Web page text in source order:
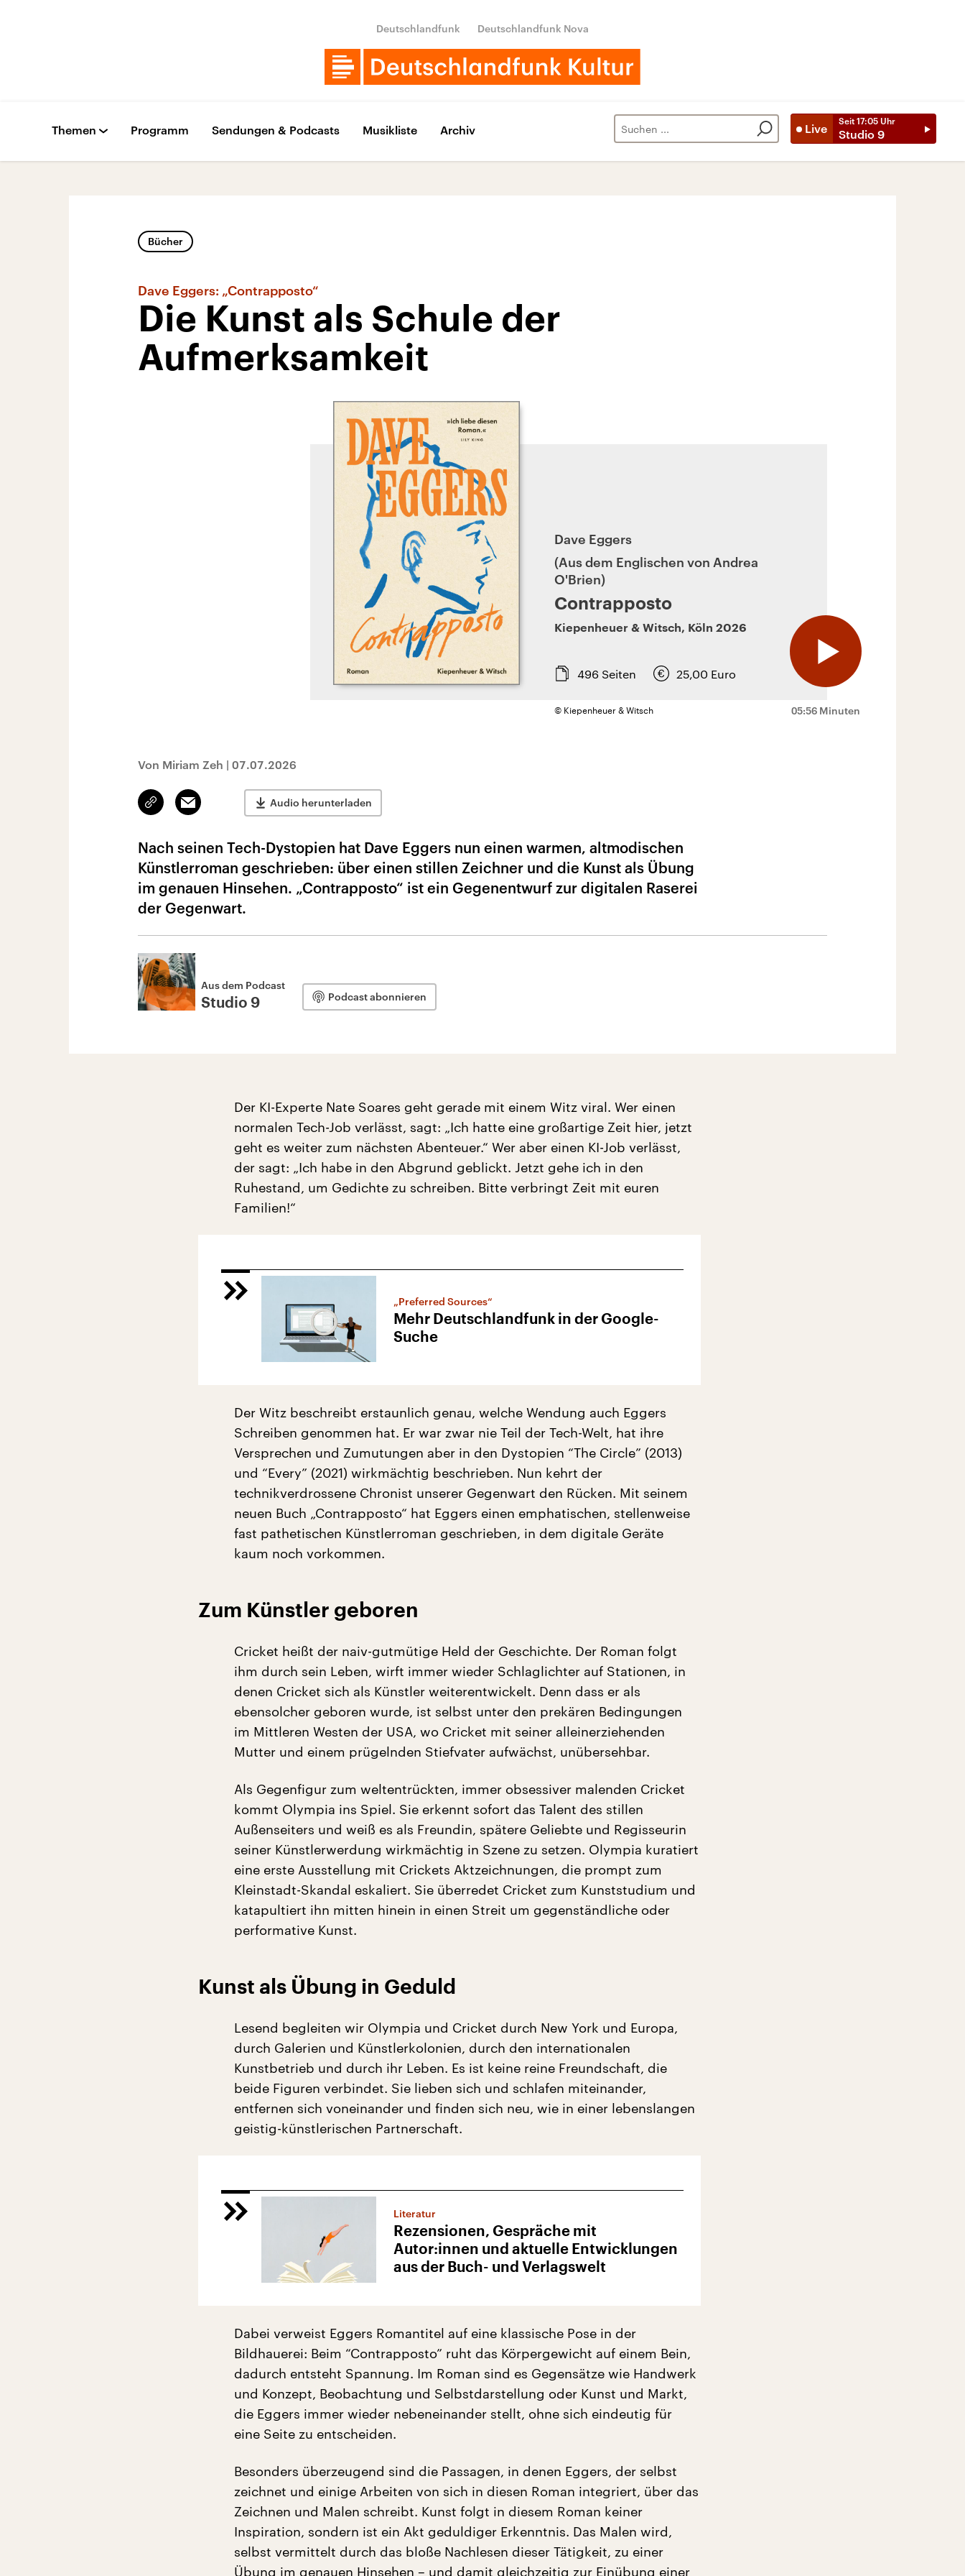
Deutschlandfunk Deutschlandfunk Nova
Live
Seit 17:05 Uhr
Studio 9
Themen Programm Sendungen & Podcasts Musikliste Archiv
Bücher
Dave Eggers: „Contrapposto“
Die Kunst als Schule der
Aufmerksamkeit
05:56 Minuten
© Kiepenheuer & Witsch
Dave Eggers
Aus dem Englischen von Andrea
O'Brien
Contrapposto
Kiepenheuer & Witsch, Köln 2026
496 Seiten 25,00 Euro
Von Miriam Zeh | 07.07.2026
Link
kopieren/teilen
Email Audio herunterladen
Nach seinen Tech-Dystopien hat Dave Eggers nun einen warmen, altmodischen
Künstlerroman geschrieben: über einen stillen Zeichner und die Kunst als Übung
im genauen Hinsehen. „Contrapposto“ ist ein Gegenentwurf zur digitalen Raserei
der Gegenwart.
Aus dem Podcast
Studio 9 Podcast abonnieren
Der KI-Experte Nate Soares geht gerade mit einem Witz viral. Wer einen
normalen Tech-Job verlässt, sagt: „Ich hatte eine großartige Zeit hier, jetzt
geht es weiter zum nächsten Abenteuer.“ Wer aber einen KI-Job verlässt,
der sagt: „Ich habe in den Abgrund geblickt. Jetzt gehe ich in den
Ruhestand, um Gedichte zu schreiben. Bitte verbringt Zeit mit euren
Familien!“
„Preferred Sources“
Mehr Deutschlandfunk in der Google-
Suche
Der Witz beschreibt erstaunlich genau, welche Wendung auch Eggers
Schreiben genommen hat. Er war zwar nie Teil der Tech-Welt, hat ihre
Versprechen und Zumutungen aber in den Dystopien “The Circle” (2013)
und “Every” (2021) wirkmächtig beschrieben. Nun kehrt der
technikverdrossene Chronist unserer Gegenwart den Rücken. Mit seinem
neuen Buch „Contrapposto“ hat Eggers einen emphatischen, stellenweise
fast pathetischen Künstlerroman geschrieben, in dem digitale Geräte
kaum noch vorkommen.
Zum Künstler geboren
Cricket heißt der naiv-gutmütige Held der Geschichte. Der Roman folgt
ihm durch sein Leben, wirft immer wieder Schlaglichter auf Stationen, in
denen Cricket sich als Künstler weiterentwickelt. Denn dass er als
ebensolcher geboren wurde, ist selbst unter den prekären Bedingungen
im Mittleren Westen der USA, wo Cricket mit seiner alleinerziehenden
Mutter und einem prügelnden Stiefvater aufwächst, unübersehbar.
Als Gegenfigur zum weltentrückten, immer obsessiver malenden Cricket
kommt Olympia ins Spiel. Sie erkennt sofort das Talent des stillen
Außenseiters und weiß es als Freundin, spätere Geliebte und Regisseurin
seiner Künstlerwerdung wirkmächtig in Szene zu setzen. Olympia kuratiert
eine erste Ausstellung mit Crickets Aktzeichnungen, die prompt zum
Kleinstadt-Skandal eskaliert. Sie überredet Cricket zum Kunststudium und
katapultiert ihn mitten hinein in einen Streit um gegenständliche oder
performative Kunst.
Kunst als Übung in Geduld
Lesend begleiten wir Olympia und Cricket durch New York und Europa,
durch Galerien und Künstlerkolonien, durch den internationalen
Kunstbetrieb und durch ihr Leben. Es ist keine reine Freundschaft, die
beide Figuren verbindet. Sie lieben sich und schlafen miteinander,
entfernen sich voneinander und finden sich neu, wie in einer lebenslangen
geistig-künstlerischen Partnerschaft.
Literatur
Rezensionen, Gespräche mit
Autor:innen und aktuelle Entwicklungen
aus der Buch- und Verlagswelt
Dabei verweist Eggers Romantitel auf eine klassische Pose in der
Bildhauerei: Beim “Contrapposto” ruht das Körpergewicht auf einem Bein,
dadurch entsteht Spannung. Im Roman sind es Gegensätze wie Handwerk
und Konzept, Beobachtung und Selbstdarstellung oder Kunst und Markt,
die Eggers immer wieder nebeneinander stellt, ohne sich eindeutig für
eine Seite zu entscheiden.
Besonders überzeugend sind die Passagen, in denen Eggers, der selbst
zeichnet und einige Arbeiten von sich in diesen Roman integriert, über das
Zeichnen und Malen schreibt. Kunst folgt in diesem Roman keiner
Inspiration, sondern ist ein Akt geduldiger Erkenntnis. Das Malen wird,
selbst vermittelt durch das bloße Nachlesen dieser Tätigkeit, zu einer
Übung im genauen Hinsehen – und damit gleichzeitig zur Einübung einer